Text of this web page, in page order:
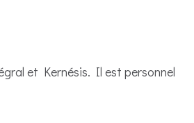
et Kernésis. Il est personnel